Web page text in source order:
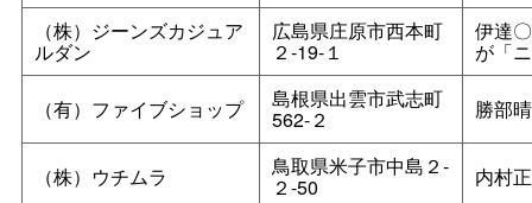
（株）ジーンズカジュア
ルダン
広島県庄原市西本町
２‐19‐１
伊達
が「
（有）ファイブショップ 島根県出雲市武志町
562‐２ 勝部
（株）ウチムラ 鳥取県米子市中島２‐
２‐50 内村